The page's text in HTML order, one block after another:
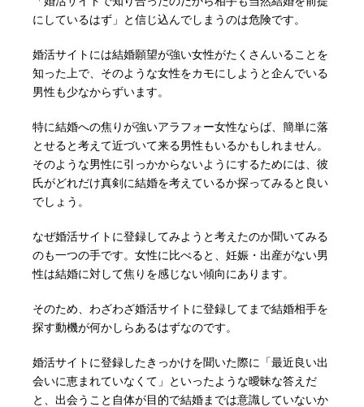
にしているはず」と信じ込んでしまうのは危険です。
婚活サイトには結婚願望が強い女性がたくさんいることを
知った上で、そのような女性をカモにしようと企んでいる
男性も少なからずいます。
特に結婚への焦りが強いアラフォー女性ならば、簡単に落
とせると考えて近づいて来る男性もいるかもしれません。
そのような男性に引っかからないようにするためには、彼
氏がどれだけ真剣に結婚を考えているか探ってみると良い
でしょう。
なぜ婚活サイトに登録してみようと考えたのか聞いてみる
のも一つの手です。女性に比べると、妊娠・出産がない男
性は結婚に対して焦りを感じない傾向にあります。
そのため、わざわざ婚活サイトに登録してまで結婚相手を
探す動機が何かしらあるはずなのです。
婚活サイトに登録したきっかけを聞いた際に「最近良い出
会いに恵まれていなくて」といったような曖昧な答えだ
と、出会うこと自体が目的で結婚までは意識していないか